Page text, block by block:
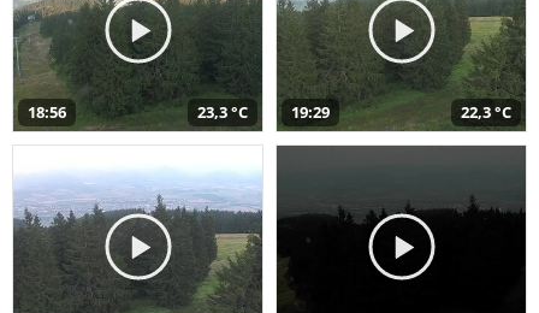
18:56 23,3 °C 19:29 22,3 °C